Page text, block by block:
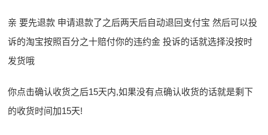
亲 要先退款 申请退款了之后两天后自动退回支付宝 然后可以投
诉的淘宝按照百分之十赔付你的违约金 投诉的话就选择没按时
发货哦
你点击确认收货之后15天内,如果没有点确认收货的话就是剩下
的收货时间加15天!